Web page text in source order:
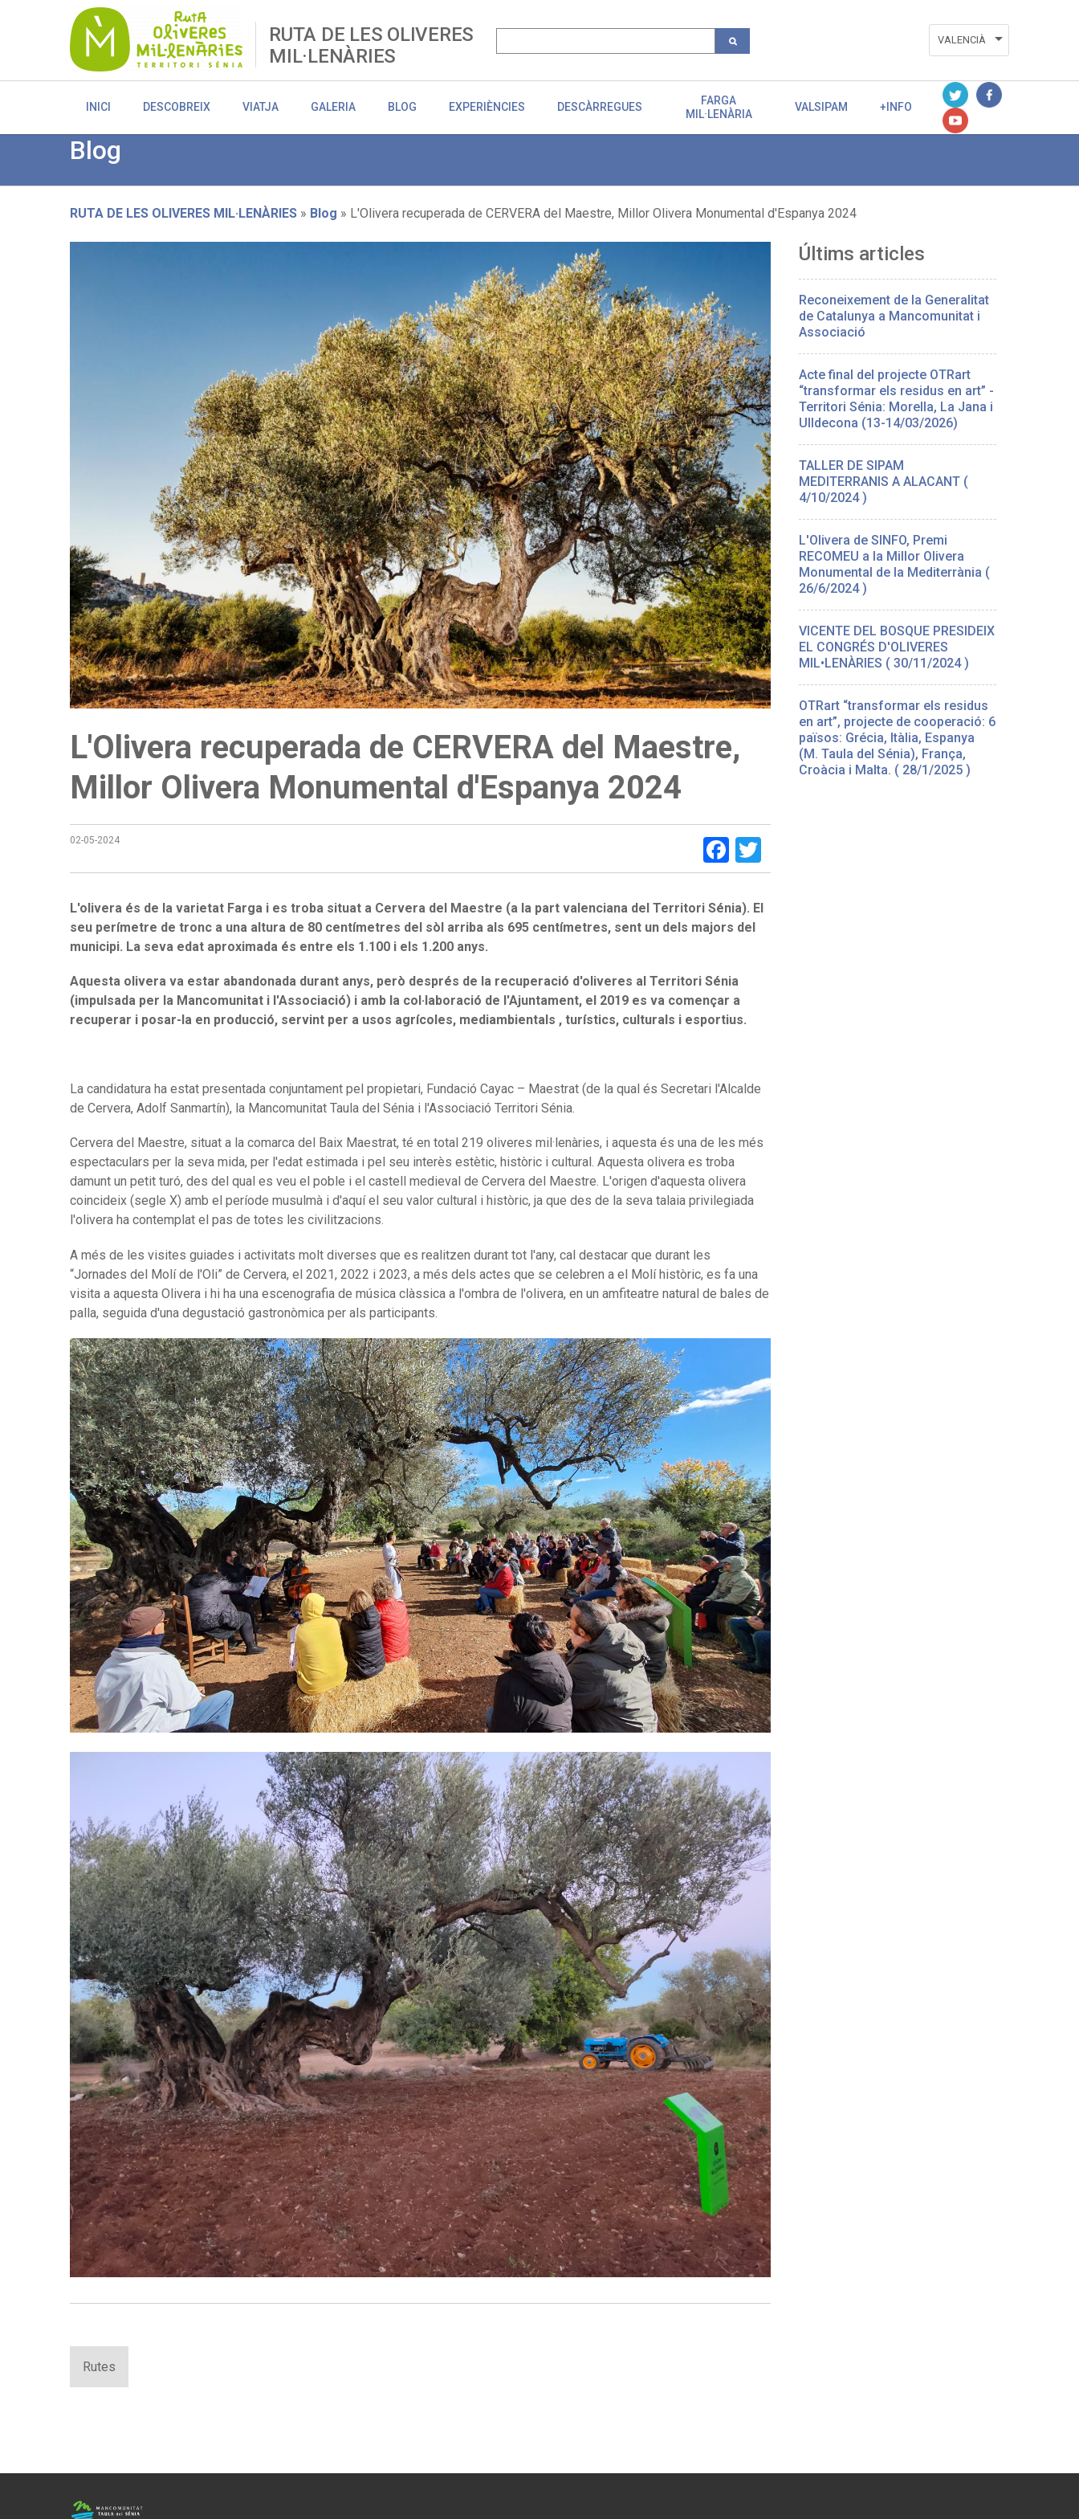
RUTA DE LES OLIVERES
MIL·LENÀRIES
ENGLISH
VALENCIÀ
INICI DESCOBREIX VIATJA GALERIA BLOG EXPERIÈNCIES DESCÀRREGUES
FARGA
MIL·LENÀRIA
VALSIPAM +INFO
Blog
Breadcrumb
RUTA DE LES OLIVERES MIL·LENÀRIES Blog L'Olivera recuperada de CERVERA del Maestre, Millor Olivera Monumental d'Espanya 2024
L'Olivera recuperada de CERVERA del Maestre,
Millor Olivera Monumental d'Espanya 2024
02-05-2024 Facebook
Twitter
L'olivera és de la varietat Farga i es troba situat a Cervera del Maestre (a la part valenciana del Territori Sénia). El
seu perímetre de tronc a una altura de 80 centímetres del sòl arriba als 695 centímetres, sent un dels majors del
municipi. La seva edat aproximada és entre els 1.100 i els 1.200 anys.
Aquesta olivera va estar abandonada durant anys, però després de la recuperació d'oliveres al Territori Sénia
(impulsada per la Mancomunitat i l'Associació) i amb la col·laboració de l'Ajuntament, el 2019 es va començar a
recuperar i posar-la en producció, servint per a usos agrícoles, mediambientals , turístics, culturals i esportius.
La candidatura ha estat presentada conjuntament pel propietari, Fundació Cayac – Maestrat (de la qual és Secretari l'Alcalde
de Cervera, Adolf Sanmartín), la Mancomunitat Taula del Sénia i l'Associació Territori Sénia.
Cervera del Maestre, situat a la comarca del Baix Maestrat, té en total 219 oliveres mil·lenàries, i aquesta és una de les més
espectaculars per la seva mida, per l'edat estimada i pel seu interès estètic, històric i cultural. Aquesta olivera es troba
damunt un petit turó, des del qual es veu el poble i el castell medieval de Cervera del Maestre. L'origen d'aquesta olivera
coincideix (segle X) amb el període musulmà i d'aquí el seu valor cultural i històric, ja que des de la seva talaia privilegiada
l'olivera ha contemplat el pas de totes les civilitzacions.
A més de les visites guiades i activitats molt diverses que es realitzen durant tot l'any, cal destacar que durant les
“Jornades del Molí de l'Oli” de Cervera, el 2021, 2022 i 2023, a més dels actes que se celebren a el Molí històric, es fa una
visita a aquesta Olivera i hi ha una escenografia de música clàssica a l'ombra de l'olivera, en un amfiteatre natural de bales de
palla, seguida d'una degustació gastronòmica per als participants.
Rutes
Últims articles
Reconeixement de la Generalitat
de Catalunya a Mancomunitat i
Associació
Acte final del projecte OTRart
“transformar els residus en art” -
Territori Sénia: Morella, La Jana i
Ulldecona (13-14/03/2026)
TALLER DE SIPAM
MEDITERRANIS A ALACANT (
4/10/2024 )
L'Olivera de SINFO, Premi
RECOMEU a la Millor Olivera
Monumental de la Mediterrània (
26/6/2024 )
VICENTE DEL BOSQUE PRESIDEIX
EL CONGRÉS D'OLIVERES
MIL•LENÀRIES ( 30/11/2024 )
OTRart “transformar els residus
en art”, projecte de cooperació: 6
països: Grécia, Itàlia, Espanya
(M. Taula del Sénia), França,
Croàcia i Malta. ( 28/1/2025 )